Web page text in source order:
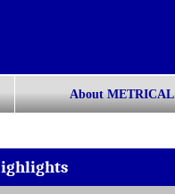
About METRICAL